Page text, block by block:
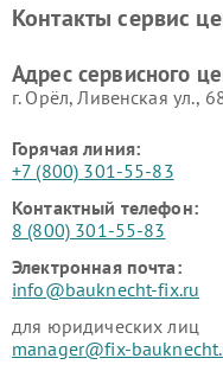
Контакты сервис
Адрес сервисного
г. Орёл, Ливенская ул.,
Горячая линия:
+7 (800) 301-55-83
Контактный телефон:
8 (800) 301-55-83
Электронная почта:
info@bauknecht-fix.ru
для юридических лиц
manager@fix-